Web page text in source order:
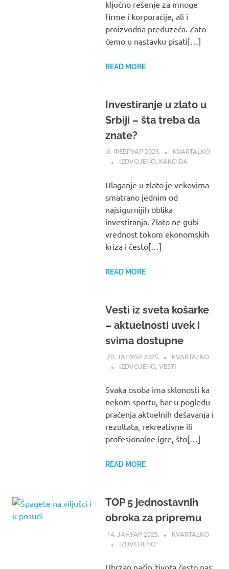
ključno rešenje za mnoge
firme i korporacije, ali i
proizvodna preduzeća. Zato
ćemo u nastavku pisati[…]
READ MORE
Investiranje u zlato u
Srbiji – šta treba da
znate?
6. ФЕБРУАР 2025.
KVARTALKO
IZDVOJENO, KAKO DA
Ulaganje u zlato je vekovima
smatrano jednim od
najsigurnijih oblika
investiranja. Zlato ne gubi
vrednost tokom ekonomskih
kriza i često[…]
READ MORE
Vesti iz sveta košarke
– aktuelnosti uvek i
svima dostupne
20. ЈАНУАР 2025.
KVARTALKO
IZDVOJENO,VESTI
Svaka osoba ima sklonosti ka
nekom sportu, bar u pogledu
praćenja aktuelnih dešavanja i
rezultata, rekreativne ili
profesionalne igre, što[…]
READ MORE
TOP 5 jednostavnih
obroka za pripremu
14. ЈАНУАР 2025.
KVARTALKO
IZDVOJENO
Ubrzan način života često nas